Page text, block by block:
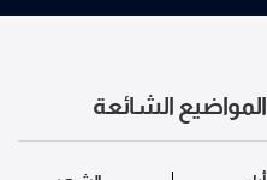
المواضيع الشائعة